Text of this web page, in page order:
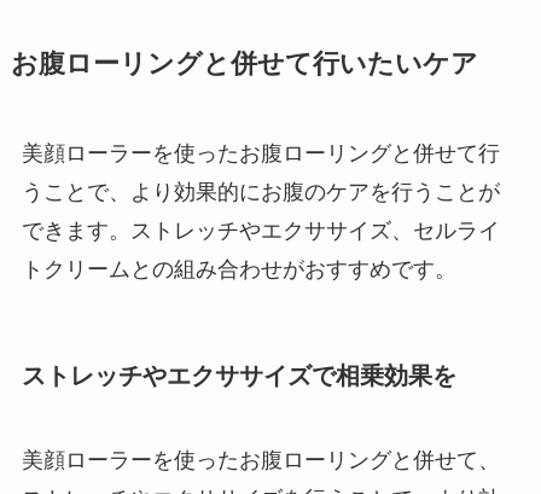
お腹ローリングと併せて行いたいケア
美顔ローラーを使ったお腹ローリングと併せて行
うことで、より効果的にお腹のケアを行うことが
できます。ストレッチやエクササイズ、セルライ
トクリームとの組み合わせがおすすめです。
ストレッチやエクササイズで相乗効果を
美顔ローラーを使ったお腹ローリングと併せて、